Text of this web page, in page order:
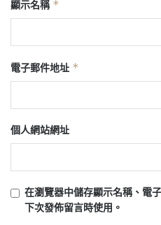
顯示名稱 *
電子郵件地址 *
個人網站網址
在瀏覽器中儲存顯示名稱、電
下次發佈留言時使用。